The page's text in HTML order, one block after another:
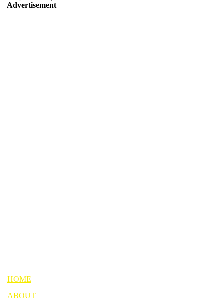
Advertisement
HOME
ABOUT